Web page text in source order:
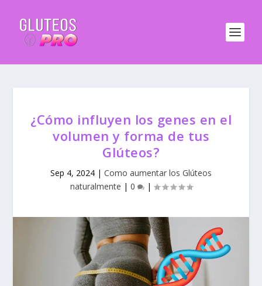
¿Cómo influyen los genes en el
volumen y forma de tus
Glúteos?
Sep 4, 2024 | Como aumentar los Glúteos
naturalmente | 0 |